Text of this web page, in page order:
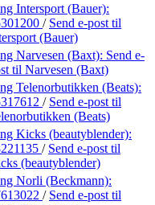
Intersport (Bauer):
/ Send e-post til
(Bauer)
Narvesen (Baxt): Send e-
til Narvesen (Baxt)
Telenorbutikken (Beats):
/ Send e-post til
(Beats)
Kicks (beautyblender):
/ Send e-post til
(beautyblender)
Norli (Beckmann):
/ Send e-post til